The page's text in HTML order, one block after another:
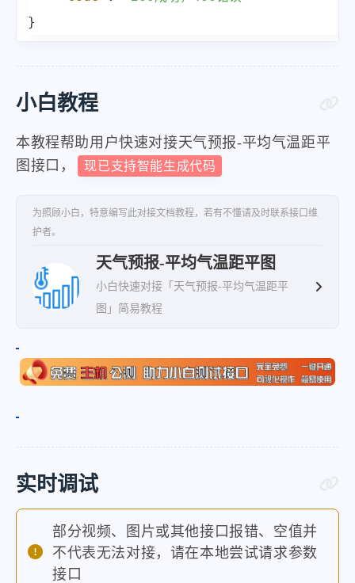
}
小白教程
本教程帮助用户快速对接天气预报-平均气温距平
图接口，
现已支持智能生成代码
为照顾小白，特意编写此对接文档教程，若有不懂请及时联系接口维
护者。
天气预报-平均气温距平图
小白快速对接「天气预报-平均气温距平
图」简易教程
实时调试
部分视频、图片或其他接口报错、空值并
不代表无法对接，请在本地尝试请求参数
接口